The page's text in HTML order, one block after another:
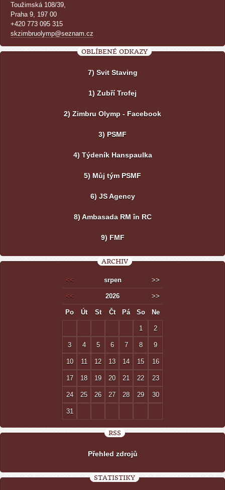
Toužimská 108/39,
Praha 9, 197 00
+420 773 095 315
skzimbruolymp@seznam.cz
OBLÍBENÉ ODKAZY
7) Svit Staving
1) Zubří Trofej
2) Zimbru Olymp - Facebook
3) PSMF
4) Týdeník Hanspaulka
5) Můj tým PSMF
6) JS Agency
8) Ambasada RM în RC
9) FMF
ARCHIV
<< srpen >>
<< 2026 >>
Po Út St Čt Pá So Ne
1 2
3 4 5 6 7 8 9
10 11 12 13 14 15 16
17 18 19 20 21 22 23
24 25 26 27 28 29 30
31
RSS
Přehled zdrojů
STATISTIKY